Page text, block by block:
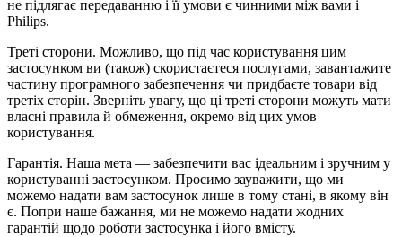
не підлягає передаванню і її умови є чинними між вами і
Philips.
Треті сторони. Можливо, що під час користування цим
застосунком ви (також) скористаєтеся послугами, завантажите
частину програмного забезпечення чи придбаєте товари від
третіх сторін. Зверніть увагу, що ці треті сторони можуть мати
власні правила й обмеження, окремо від цих умов
користування.
Гарантія. Наша мета — забезпечити вас ідеальним і зручним у
користуванні застосунком. Просимо зауважити, що ми
можемо надати вам застосунок лише в тому стані, в якому він
є. Попри наше бажання, ми не можемо надати жодних
гарантій щодо роботи застосунка і його вмісту.